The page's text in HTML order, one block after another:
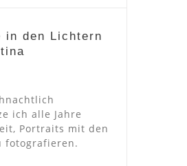
in den Lichtern
ich alle Jahre
Portraits mit den
fotografieren.